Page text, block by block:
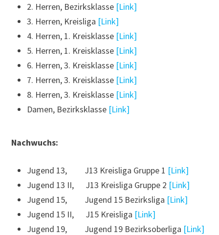
2. Herren, Bezirksklasse [Link]
3. Herren, Kreisliga [Link]
4. Herren, 1. Kreisklasse [Link]
5. Herren, 1. Kreisklasse [Link]
6. Herren, 3. Kreisklasse [Link]
7. Herren, 3. Kreisklasse [Link]
8. Herren, 3. Kreisklasse [Link]
Damen, Bezirksklasse [Link]
Nachwuchs:
Jugend 13, J13 Kreisliga Gruppe 1 [Link]
Jugend 13 II, J13 Kreisliga Gruppe 2 [Link]
Jugend 15, Jugend 15 Bezirksliga [Link]
Jugend 15 II, J15 Kreisliga [Link]
Jugend 19, Jugend 19 Bezirksoberliga [Link]